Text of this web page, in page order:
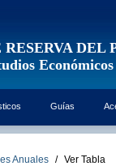
DEL
Económicos
Guías
Anuales / Ver Tabla